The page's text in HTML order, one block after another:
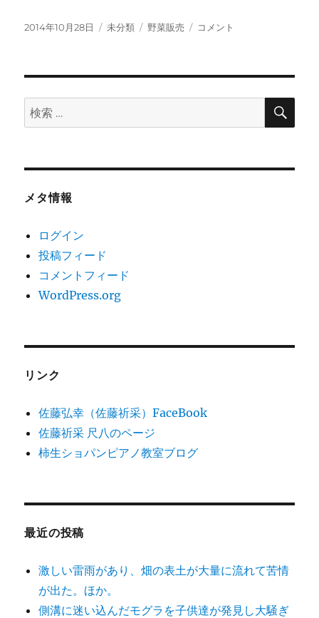
投
2014年10月28日
カ
未分類
タ
野菜販売
今
販
ス
コメント
検
索:
検
メタ情報
ログイン
投稿フィード
コメントフィード
WordPress.org
リンク
佐藤弘幸（佐藤祈采）FaceBook
佐藤祈采 尺八のページ
柿生ショパンピアノ教室ブログ
最近の投稿
激しい雷雨があり、畑の表土が大量に流れて苦情
が出た。ほか。
側溝に迷い込んだモグラを子供達が発見し大騒ぎ